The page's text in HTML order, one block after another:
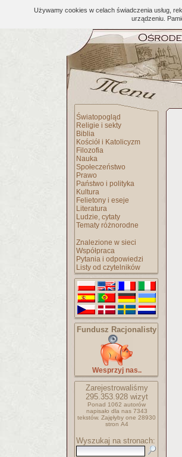
Używamy cookies w celach świadczenia usług,
urządzeniu.
Światopogląd
Religie i sekty
Biblia
Kościół i Katolicyzm
Filozofia
Nauka
Społeczeństwo
Prawo
Państwo i polityka
Kultura
Felietony i eseje
Literatura
Ludzie, cytaty
Tematy różnorodne
Znalezione w sieci
Współpraca
Pytania i odpowiedzi
Listy od czytelników
Fundusz Racjonalisty
Wesprzyj nas..
Zarejestrowaliśmy
295.353.928wizyt
Ponad 1062 autorów
napisało dla nas 7343
tekstów. Zajęłyby one 28930
stron A4
Wyszukaj na stronach: